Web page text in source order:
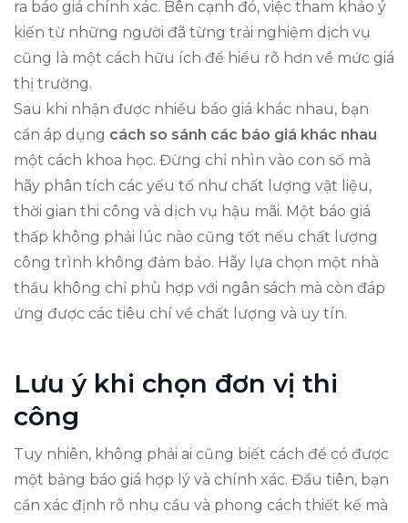
ra báo giá chính xác. Bên cạnh đó, việc tham khảo ý
kiến từ những người đã từng trải nghiệm dịch vụ
cũng là một cách hữu ích để hiểu rõ hơn về mức giá
thị trường.
Sau khi nhận được nhiều báo giá khác nhau, bạn
cần áp dụng cách so sánh các báo giá khác nhau
một cách khoa học. Đừng chỉ nhìn vào con số mà
hãy phân tích các yếu tố như chất lượng vật liệu,
thời gian thi công và dịch vụ hậu mãi. Một báo giá
thấp không phải lúc nào cũng tốt nếu chất lượng
công trình không đảm bảo. Hãy lựa chọn một nhà
thầu không chỉ phù hợp với ngân sách mà còn đáp
ứng được các tiêu chí về chất lượng và uy tín.
Lưu ý khi chọn đơn vị thi
công
Tuy nhiên, không phải ai cũng biết cách để có được
một bảng báo giá hợp lý và chính xác. Đầu tiên, bạn
cần xác định rõ nhu cầu và phong cách thiết kế mà